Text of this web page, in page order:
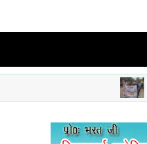
दरभंगा